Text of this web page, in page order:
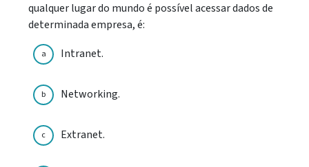
qualquer lugar do mundo é possível acessar dados de
determinada empresa, é:
a Intranet.
b Networking.
c Extranet.